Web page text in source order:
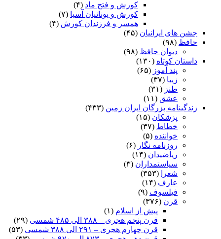
کورش و فتح ماد (۴)
کورش و یونانیان آسیا (۷)
همسر و فرزندان کورش (۴)
جشن های ایرانیان (۴۵)
حافظ (۹۸)
دیوان حافظ (۹۸)
داستان کوتاه (۱۳۰)
پند آموز (۶۵)
زیبا (۳۷)
طنز (۳۱)
عشق (۱۱)
زندگینامه بزرگان ایران زمین (۴۳۳)
پزشکان (۱۵)
خطاط (۳۷)
خواننده (۵)
روزنامه نگار (۶)
ریاضیدان (۱۴)
سیاستمداران (۳)
شعرا
(۳۵۳)
عارف (۱۴)
فیلسوف (۹)
قرن (۳۷۶)
پیش از اسلام (۱)
قرن پنجم هجری – ۳۸۸ الی ۴۸۵ شمسی
(۲۹)
قرن چهارم هجری – ۲۹۱ الی ۳۸۸ شمسی
(۵۳)